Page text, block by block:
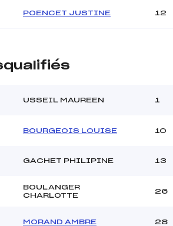
POENCET JUSTINE 12
USSEIL MAUREEN 1
BOURGEOIS LOUISE 10
GACHET PHILIPINE 13
BOULANGER
CHARLOTTE
26
MORAND AMBRE 28